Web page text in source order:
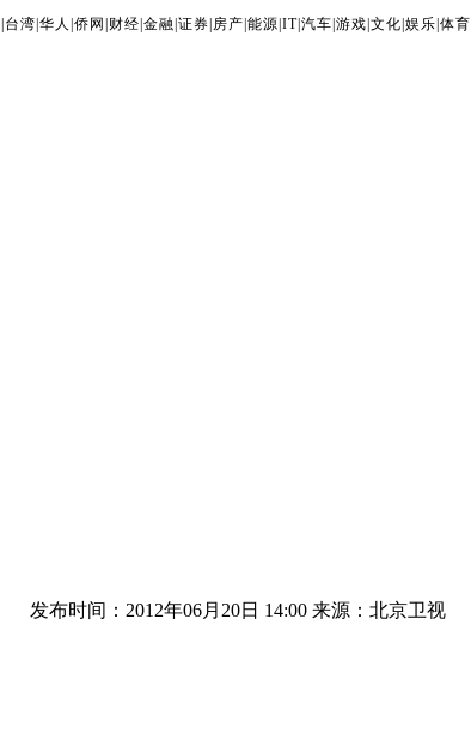
台湾 华人 侨网 财经 金融 证券 房产 能源 IT| 汽车 游戏 文化 娱乐 体育
发布时间：2012年06月20日 14:00 来源：北京卫视